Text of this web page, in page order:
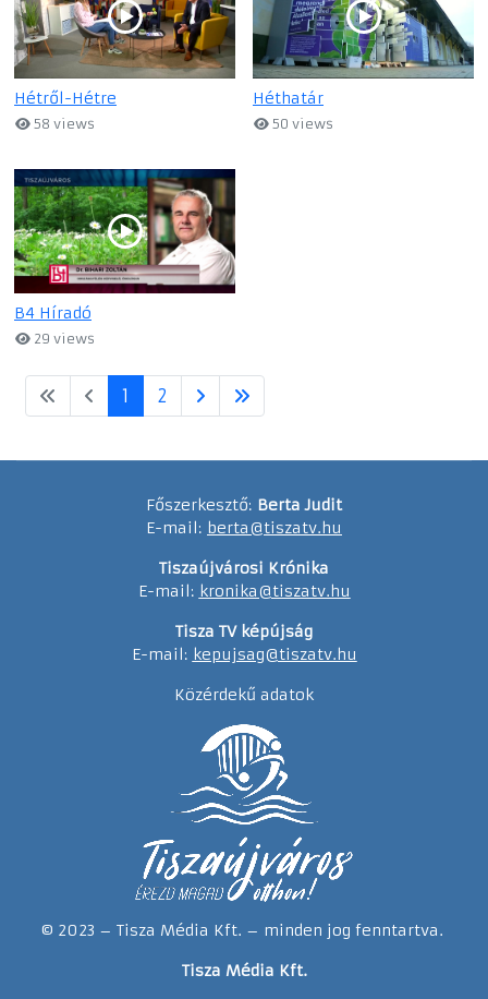
Hétről-Hétre
58 views
Héthatár
50 views
B4 Híradó
29 views
1 2
Főszerkesztő: Berta Judit
E-mail: berta@tiszatv.hu
Tiszaújvárosi Krónika
E-mail: kronika@tiszatv.hu
Tisza TV képújság
E-mail: kepujsag@tiszatv.hu
Közérdekű adatok
© 2023 – Tisza Média Kft. – minden jog fenntartva.
Tisza Média Kft.